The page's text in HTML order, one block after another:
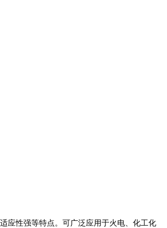
应性强等特点。可广泛应用于火电、化工化